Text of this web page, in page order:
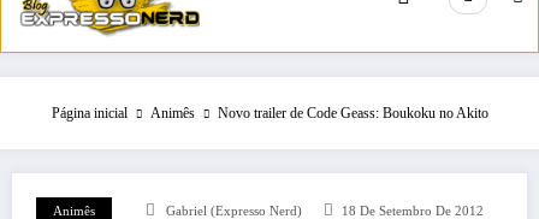
Página inicial Animês Novo trailer de Code Geass: Boukoku no Akito
Animês Gabriel (Expresso Nerd) 18 De Setembro De 2012